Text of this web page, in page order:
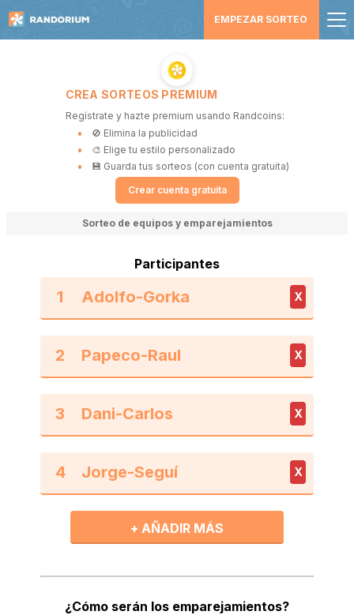
EMPEZAR SORTEO
CREA SORTEOS PREMIUM
Regístrate y hazte premium usando Randcoins:
🚫 Elimina la publicidad
🎨 Elige tu estilo personalizado
💾 Guarda tus sorteos (con cuenta gratuita)
Crear cuenta gratuita
Sorteo de equipos y emparejamientos
Participantes
1 X
2 X
3 X
4 X
+ AÑADIR MÁS
¿Cómo serán los emparejamientos?